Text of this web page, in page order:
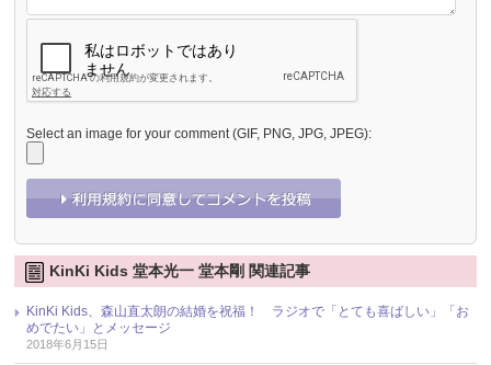
Select an image for your comment (GIF, PNG, JPG, JPEG):
KinKi Kids 堂本光一 堂本剛 関連記事
KinKi Kids、森山直太朗の結婚を祝福！ ラジオで「とても喜ばしい」「お
めでたい」とメッセージ
2018年6月15日